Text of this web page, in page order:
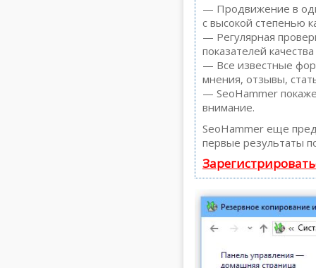
— Продвижение в
с высокой степенью
— Регулярная
показателей
— Все известные
мнения, отзывы,
— SeoHammer
внимание.
SeoHammer еще
первые результаты